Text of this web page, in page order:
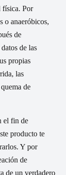
física. Por
o anaeróbicos,
de
de las
propias
las
de
el fin de
producto te
Y por
de
de un verdadero